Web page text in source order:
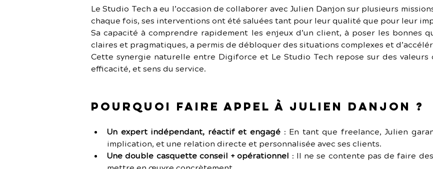
Le Studio Tech a eu l’occasion de collaborer avec Julien Danjon sur plusieurs
chaque fois, ses interventions ont été saluées tant pour leur qualité que pour leur
Sa capacité à comprendre rapidement les enjeux d’un client, à poser les bonnes
claires et pragmatiques, a permis de débloquer des situations complexes et
Cette synergie naturelle entre Digiforce et Le Studio Tech repose sur des valeurs
efficacité, et sens du service.
Pourquoi faire appel à Julien Danjon ?
Un expert indépendant, réactif et engagé : En tant que freelance, Julien
implication, et une relation directe et personnalisée avec ses clients.
Une double casquette conseil + opérationnel : Il ne se contente pas de faire